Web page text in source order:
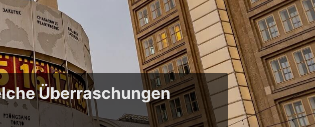
Überraschungen